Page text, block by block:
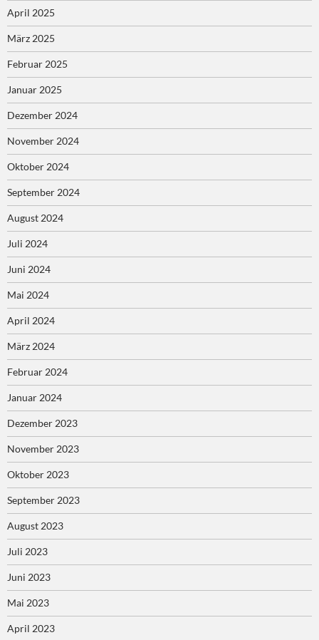
April 2025
März 2025
Februar 2025
Januar 2025
Dezember 2024
November 2024
Oktober 2024
September 2024
August 2024
Juli 2024
Juni 2024
Mai 2024
April 2024
März 2024
Februar 2024
Januar 2024
Dezember 2023
November 2023
Oktober 2023
September 2023
August 2023
Juli 2023
Juni 2023
Mai 2023
April 2023